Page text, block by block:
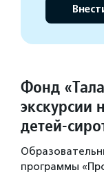
Фонд
экскурсии
детей-
программы